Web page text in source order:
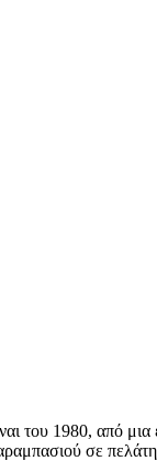
του 1980, από μια
σε πελάτη